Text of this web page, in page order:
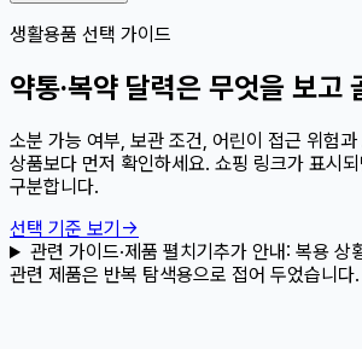
생활용품 선택 가이드
약통·복약 달력은 무엇을 보고
소분 가능 여부, 보관 조건, 어린이 접근 위험
상품보다 먼저 확인하세요. 쇼핑 링크가 표시되
구분합니다.
선택 기준 보기 →
관련 가이드·제품 펼치기추가 안내: 복용 상
관련 제품은 반복 탐색용으로 접어 두었습니다.